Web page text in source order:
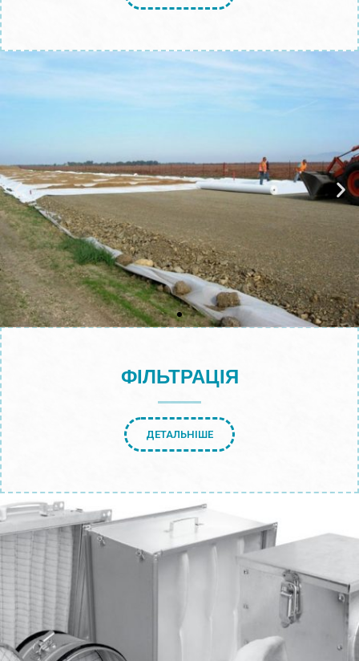
ФІЛЬТРАЦІЯ
ДЕТАЛЬНІШЕ